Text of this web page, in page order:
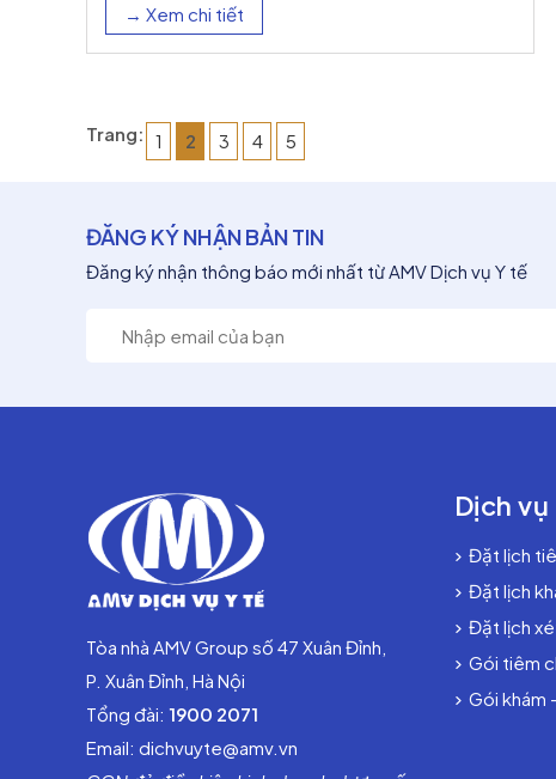
→ Xem chi tiết
Trang: 1 2 3 4 5
ĐĂNG KÝ NHẬN BẢN TIN
Đăng ký nhận thông báo mới nhất từ AMV Dịch vụ Y tế
Tòa nhà AMV Group số 47 Xuân Đỉnh,
P. Xuân Đỉnh, Hà Nội
Tổng đài: 1900 2071
Email: dichvuyte@amv.vn
Dịch vụ
Đặt lịch
Đặt lịch
Đặt lịch
Gói tiêm
Gói khám